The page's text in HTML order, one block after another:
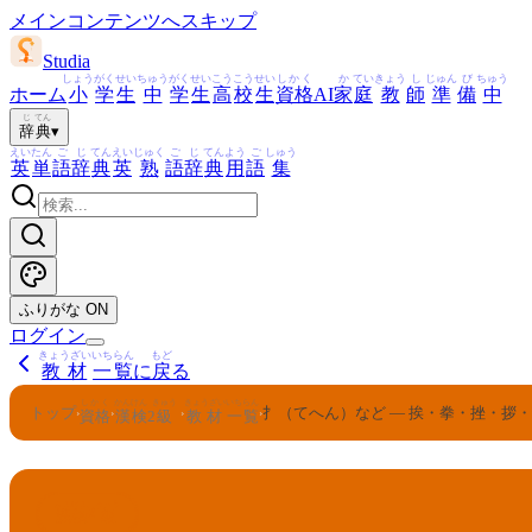
メインコンテンツへスキップ
Studia
ホーム 小
しょう
学
がく
生
せい
中
ちゅう
学
がく
生
せい
高
こう
校
こう
生
せい
資格
しかく
AI家
か
庭
てい
教
きょう
師
し
準
じゅん
備
び
中
ちゅう
辞
じ
典
てん
▾
英
えい
単
たん
語
ご
辞
じ
典
てん
英
えい
熟
じゅく
語
ご
辞
じ
典
てん
用
よう
語
ご
集
しゅう
ふりがな ON
ログイン
教材
きょうざい
一覧
いちらん
に 戻
もど
る
トップ›資格
しかく
›漢検
かんけん
2級
きゅう
› 教材
きょうざい
一覧
いちらん
›扌（てへん）など — 挨・拳・挫・拶